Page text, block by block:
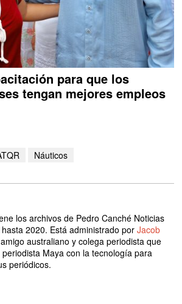
para que los
tengan mejores empleos
Náuticos
los archivos de Pedro Canché Noticias
2020. Está administrado porJacob
australiano y colega periodista que
Maya con la tecnología para
periódicos.